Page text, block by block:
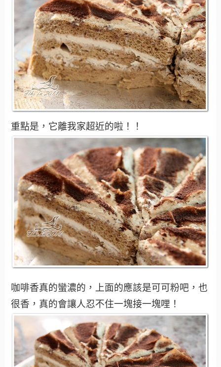
重點是，它離我家超近的啦！！
咖啡香真的蠻濃的，上面的應該是可可粉吧，也
很香，真的會讓人忍不住一塊接一塊哩！